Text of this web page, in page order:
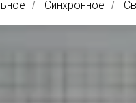
/ Синхронное /